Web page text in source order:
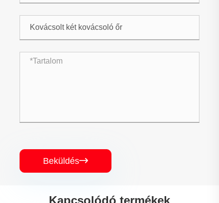
Beküldés
Kapcsolódó termékek